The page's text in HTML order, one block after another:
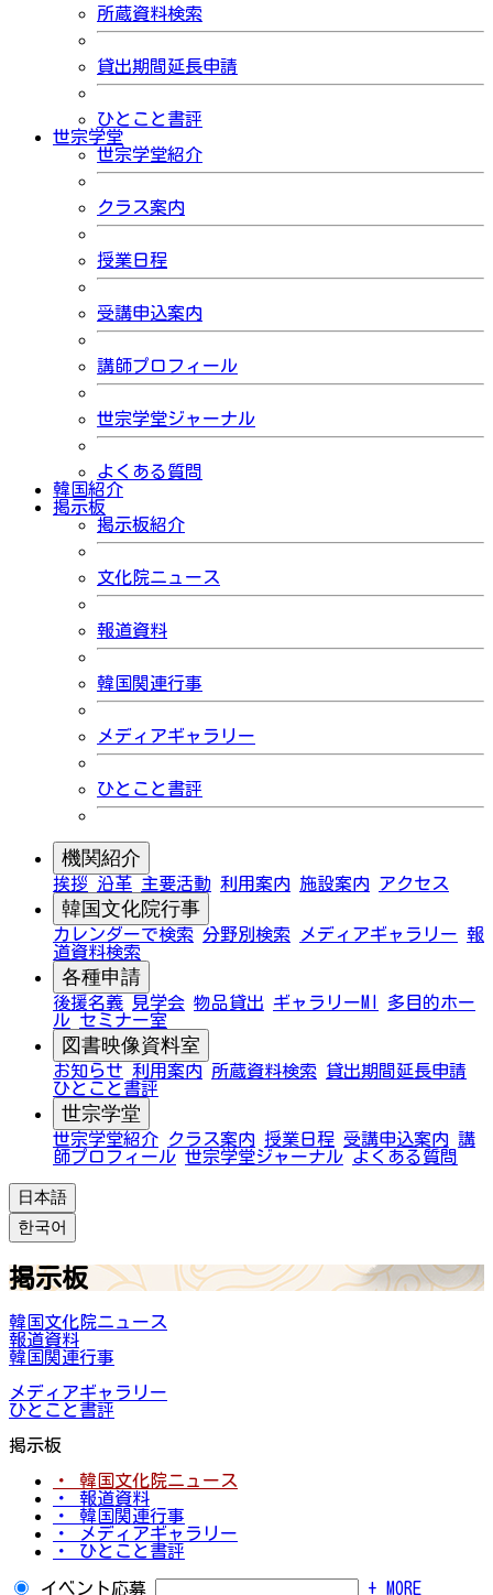
所蔵資料検索
貸出期間延長申請
ひとこと書評
世宗学堂
世宗学堂紹介
クラス案内
授業日程
受講申込案内
講師プロフィール
世宗学堂ジャーナル
よくある質問
韓国紹介
掲示板
掲示板紹介
文化院ニュース
報道資料
韓国関連行事
メディアギャラリー
ひとこと書評
機関紹介
挨拶 沿革 主要活動 利用案内 施設案内 アクセス
韓国文化院行事
カレンダーで検索 分野別検索 メディアギャラリー 報
道資料検索
各種申請
後援名義 見学会 物品貸出 ギャラリーMI
多目的ホー
ル セミナー室
図書映像資料室
お知らせ 利用案内 所蔵資料検索
貸出期間延長申請
ひとこと書評
世宗学堂
世宗学堂紹介 クラス案内 授業日程 受講申込案内 講
師プロフィール 世宗学堂ジャーナル よくある質問
日本語
한국어
掲示板
韓国文化院ニュース
報道資料
韓国関連行事
メディアギャラリー
ひとこと書評
掲示板
・ 韓国文化院ニュース
・ 報道資料
・ 韓国関連行事
・ メディアギャラリー
・ ひとこと書評
イベント応募 + MORE